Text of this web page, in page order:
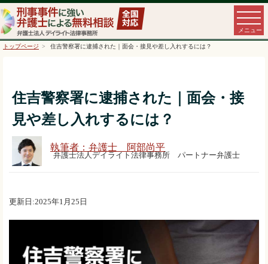
トップページ 住吉警察署に逮捕された｜面会・接見や差し入れするには？
住吉警察署に逮捕された｜面会・接
見や差し入れするには？
執筆者：弁護士 阿部尚平
弁護士法人デイライト法律事務所 パートナー弁護士
更新日:2025年1月25日